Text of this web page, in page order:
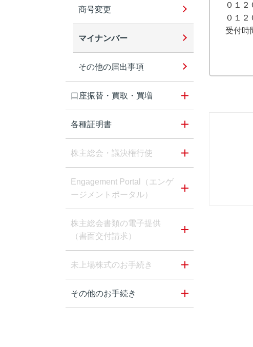
商号変更
マイナンバー
その他の届出事項
口座振替・買取・買増
各種証明書
株主総会・議決権行使
Engagement Portal（エンゲ
ージメントポータル）
株主総会書類の電子提供
（書面交付請求）
未上場株式のお手続き
その他のお手続き
０１
０１２
受付時